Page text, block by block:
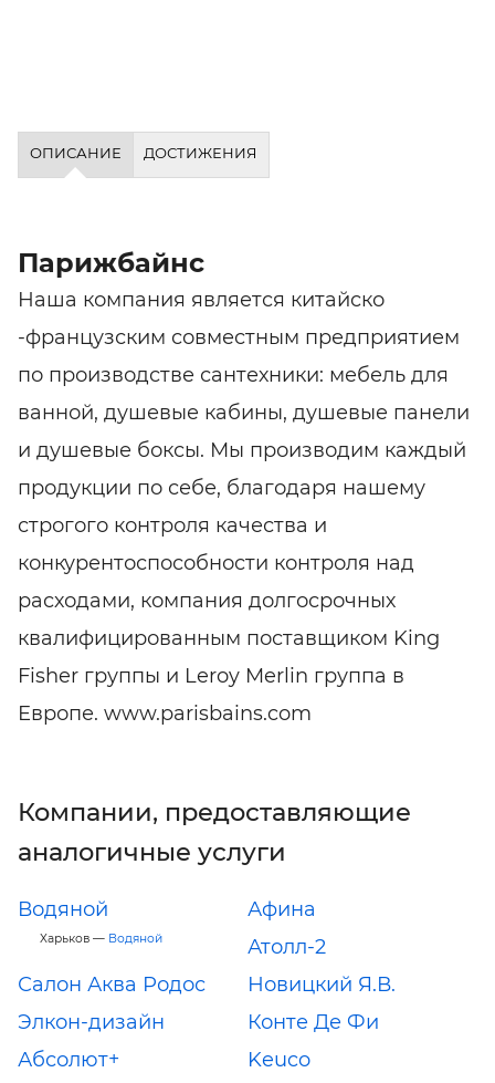
ОПИСАНИЕ ДОСТИЖЕНИЯ
Парижбайнс
Наша компания является китайско
-французским совместным предприятием
по производстве сантехники: мебель для
ванной, душевые кабины, душевые панели
и душевые боксы. Мы производим каждый
продукции по себе, благодаря нашему
строгого контроля качества и
конкурентоспособности контроля над
расходами, компания долгосрочных
квалифицированным поставщиком King
Fisher группы и Leroy Merlin группа в
Европе. www.parisbains.com
Компании, предоставляющие
аналогичные услуги
Водяной
Харьков — Водяной
Афина
Атолл-2
Салон Аква Родос
Новицкий Я.В.
Элкон-дизайн
Конте Де Фи
Абсолют+
Keuco